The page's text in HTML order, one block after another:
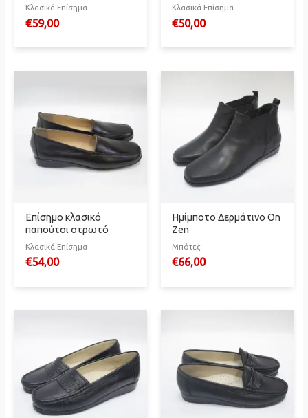
Κλασικά Επίσημα
€59,00
Κλασικά Επίσημα
€50,00
Επίσημο κλασικό
παπούτσι στρωτό
Κλασικά Επίσημα
€54,00
Ημίμποτο Δερμάτινο On
Zen
Μπότες
€66,00